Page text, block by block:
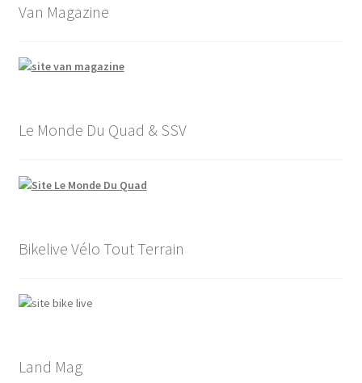
Van Magazine
Le Monde Du Quad & SSV
Bikelive Vélo Tout Terrain
Land Mag